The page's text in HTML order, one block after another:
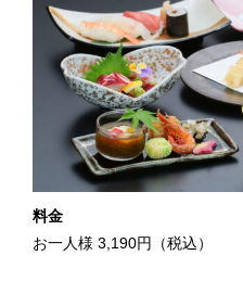
料金
お一人様 3,190円（税込）